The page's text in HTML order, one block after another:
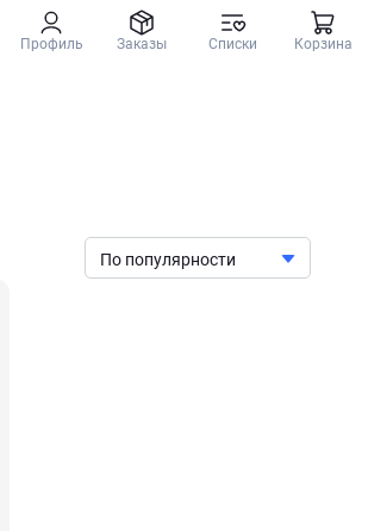
Профиль Заказы Списки Корзина
По популярности